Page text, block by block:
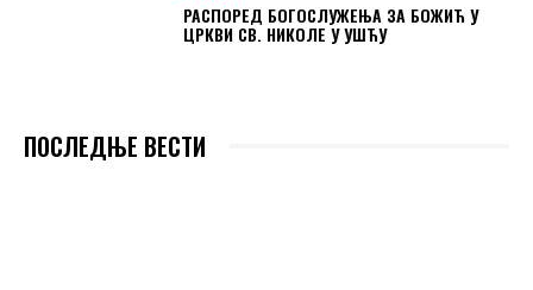
РАСПОРЕД БОГОСЛУЖЕЊА ЗА БОЖИЋ У
ЦРКВИ СВ. НИКОЛЕ У УШЋУ
ПОСЛЕДЊЕ ВЕСТИ